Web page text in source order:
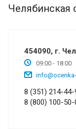
Челябинская
454090, г.
09:00 - 18:00
8 (351) 214-44-
8 (800) 100-50-